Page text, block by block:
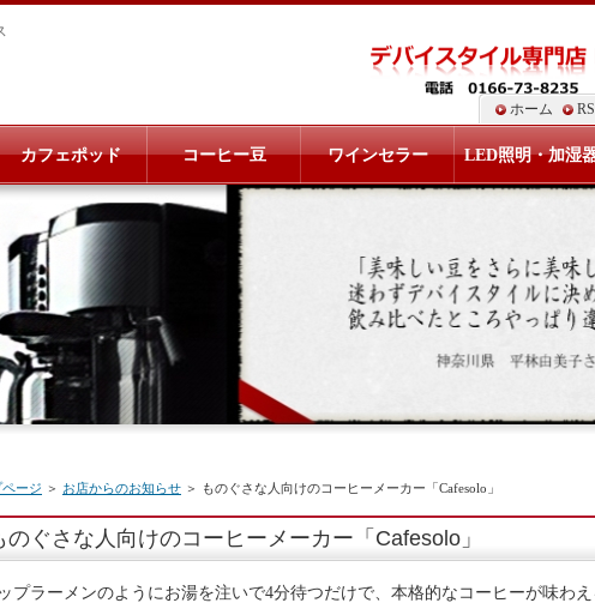
ページ ＞ お店からのお知らせ ＞ ものぐさな人向けのコーヒーメーカー「Cafesolo」
のぐさな人向けのコーヒーメーカー「Cafesolo」
プラーメンのようにお湯を注いで4分待つだけで、本格的なコーヒーが味わ
ホーム
カフェポッド コーヒー豆 ワインセラー LED照明・加湿